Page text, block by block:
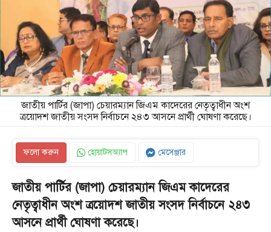
জাতীয় পার্টির (জাপা) চেয়ারম্যান জিএম কাদেরের নেতৃত্বাধীন অংশ
ত্রয়োদশ জাতীয় সংসদ নির্বাচনে ২৪৩ আসনে প্রার্থী ঘোষণা করেছে।
ফলো করুন হোয়াটসঅ্যাপ মেসেঞ্জার
জাতীয় পার্টির (জাপা) চেয়ারম্যান জিএম কাদেরের
নেতৃত্বাধীন অংশ ত্রয়োদশ জাতীয় সংসদ নির্বাচনে ২৪৩
আসনে প্রার্থী ঘোষণা করেছে।